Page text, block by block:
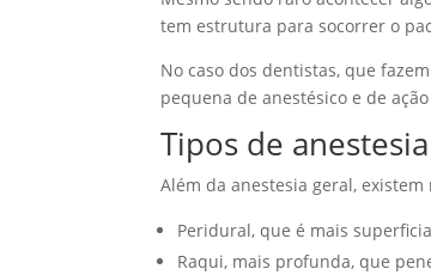
tem estrutura para socorrer o
No caso dos dentistas, que
pequena de anestésico e de
Tipos de anestesia
Além da anestesia geral,
Peridural, que é mais
Raqui, mais profunda, que